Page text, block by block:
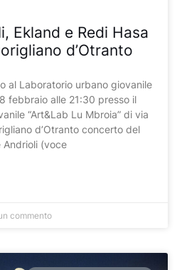
Ekland e Redi Hasa
d’Otranto
al Laboratorio urbano giovanile
febbraio alle 21:30 presso il
“Art&Lab Lu Mbroia” di via
d’Otranto concerto del
Andrioli (voce
commento